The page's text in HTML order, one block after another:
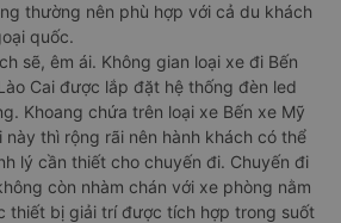
thường nên phù hợp với cả du khách
quốc.
sẽ, êm ái. Không gian loại xe đi Bến
Cai được lắp đặt hệ thống đèn led
Khoang chứa trên loại xe Bến xe Mỹ
này thì rộng rãi nên hành khách có thể
lý cần thiết cho chuyến đi. Chuyến đi
còn nhàm chán với xe phòng nằm
thiết bị giải trí được tích hợp trong suốt